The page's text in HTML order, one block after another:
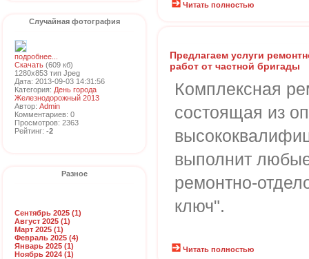
Случайная фотография
подробнее...
Скачать (609 кб)
1280x853 тип Jpeg
Дата: 2013-09-03 14:31:56
Категория: День города
Железнодорожный 2013
Автор: Admin
Комментариев: 0
Просмотров: 2363
Рейтинг: -2
Разное
Сентябрь 2025 (1)
Август 2025 (1)
Март 2025 (1)
Февраль 2025 (4)
Январь 2025 (1)
Ноябрь 2024 (1)
Читать полностью
Предлагаем услуги
работ от частной бригады
Комплексная
состоящая из
выполнит
ремонтно-
ключ".
Читать полностью